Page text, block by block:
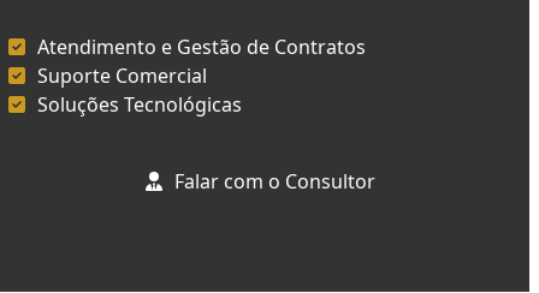
Atendimento e Gestão de Contratos
Suporte Comercial
Soluções Tecnológicas
Falar com o Consultor